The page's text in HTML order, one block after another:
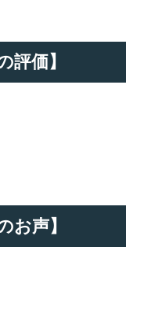
評価】
お声】